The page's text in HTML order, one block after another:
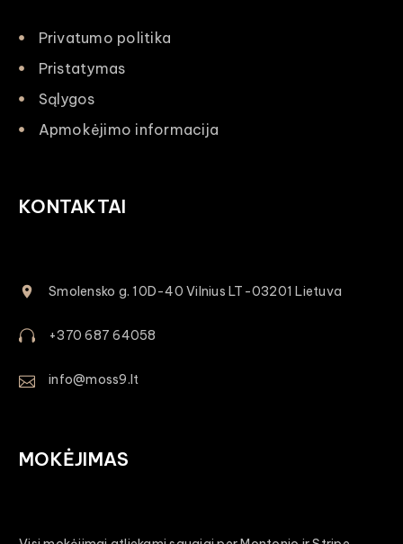
Privatumo politika
Pristatymas
Sąlygos
Apmokėjimo informacija
KONTAKTAI
Smolensko g. 10D-40 Vilnius LT-03201 Lietuva
+370 687 64058
info@moss9.lt
MOKĖJIMAS